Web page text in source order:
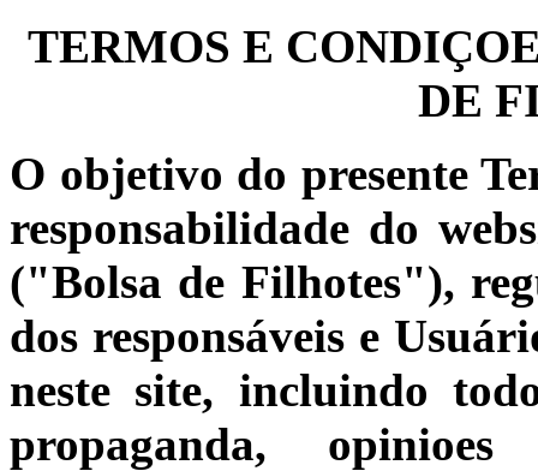
TERMOS E
DE
O objetivo do presente
responsabilidade do
("Bolsa de Filhotes"),
dos responsáveis e
neste site, incluindo
propaganda,